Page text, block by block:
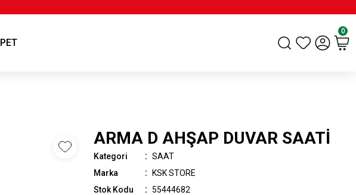
PET
0
ARMA D AHŞAP DUVAR SAATİ
Kategori
SAAT
Marka
KSK STORE
Stok Kodu
55444682